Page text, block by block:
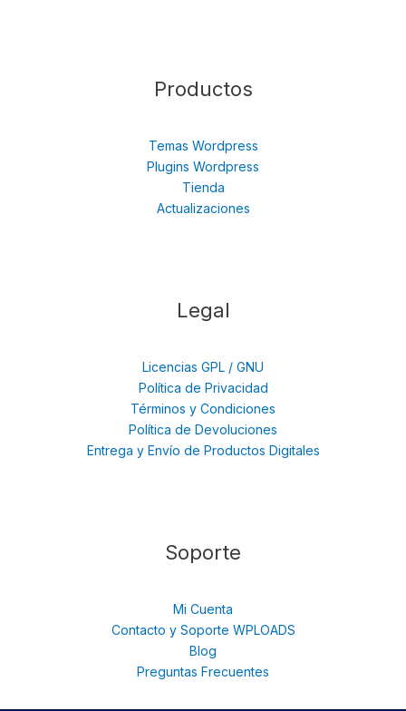
Productos
Temas Wordpress
Plugins Wordpress
Tienda
Actualizaciones
Legal
Licencias GPL / GNU
Política de Privacidad
Términos y Condiciones
Política de Devoluciones
Entrega y Envío de Productos Digitales
Soporte
Mi Cuenta
Contacto y Soporte WPLOADS
Blog
Preguntas Frecuentes